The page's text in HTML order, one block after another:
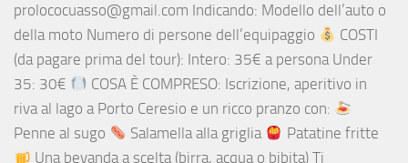
prolococuasso@gmail.com Indicando: Modello dell’auto o
della moto Numero di persone dell’equipaggio
COSTI
(da pagare prima del tour): Intero: 35€ a persona Under
35: 30€
COSA È COMPRESO: Iscrizione, aperitivo in
riva al lago a Porto Ceresio e un ricco pranzo con:
Penne al sugo
Salamella alla griglia
Patatine fritte
Una bevanda a scelta (birra, acqua o bibita) Ti